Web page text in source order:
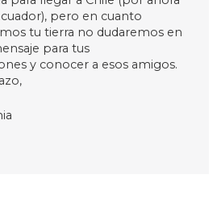
pero en cuanto
tu tierra no dudaremos en
para tus
y conocer a esos amigos.